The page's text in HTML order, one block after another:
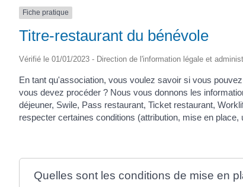
Fiche pratique
Titre-restaurant du bénévole
Vérifié le 01/01/2023 - Direction de l'information légale et
En tant qu'association, vous voulez savoir si vous
vous devez procéder ? Nous vous donnons les
déjeuner, Swile, Pass restaurant, Ticket restaurant,
respecter certaines conditions (attribution, mise en place,
Quelles sont les conditions de mise en